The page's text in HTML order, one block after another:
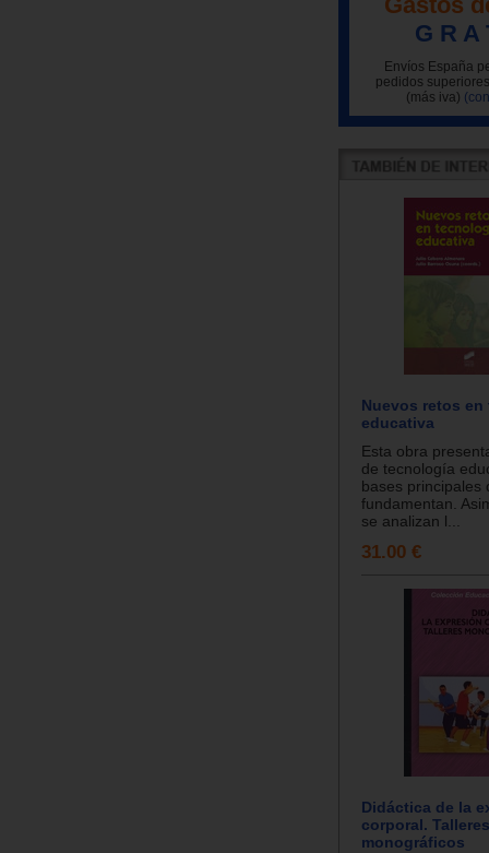
G R A
Envíos España
pedidos
(más iva)
Nuevos retos
educativa
Esta obra
de tecnología
bases principales
fundamentan.
se analizan l...
31.00 €
Didáctica de la
corporal. Talleres
monográficos